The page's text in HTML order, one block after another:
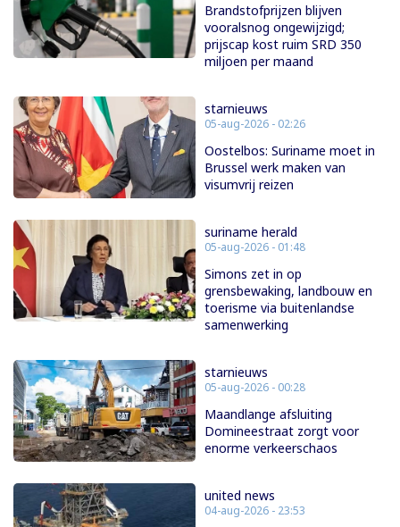
Brandstofprijzen blijven
vooralsnog ongewijzigd;
prijscap kost ruim SRD 350
miljoen per maand
starnieuws
05-aug-2026 - 02:26
Oostelbos: Suriname moet in
Brussel werk maken van
visumvrij reizen
suriname herald
05-aug-2026 - 01:48
Simons zet in op
grensbewaking, landbouw en
toerisme via buitenlandse
samenwerking
starnieuws
05-aug-2026 - 00:28
Maandlange afsluiting
Domineestraat zorgt voor
enorme verkeerschaos
united news
04-aug-2026 - 23:53